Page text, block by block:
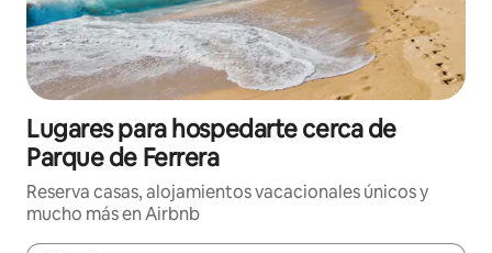
Lugares para hospedarte cerca de
Parque de Ferrera
Reserva casas, alojamientos vacacionales únicos y
mucho más en Airbnb